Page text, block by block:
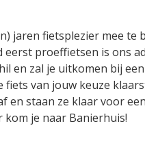
jaren fietsplezier mee te
proeffietsen is ons
en zal je uitkomen bij
van jouw keuze
staan ze klaar voor
je naar Banierhuis!